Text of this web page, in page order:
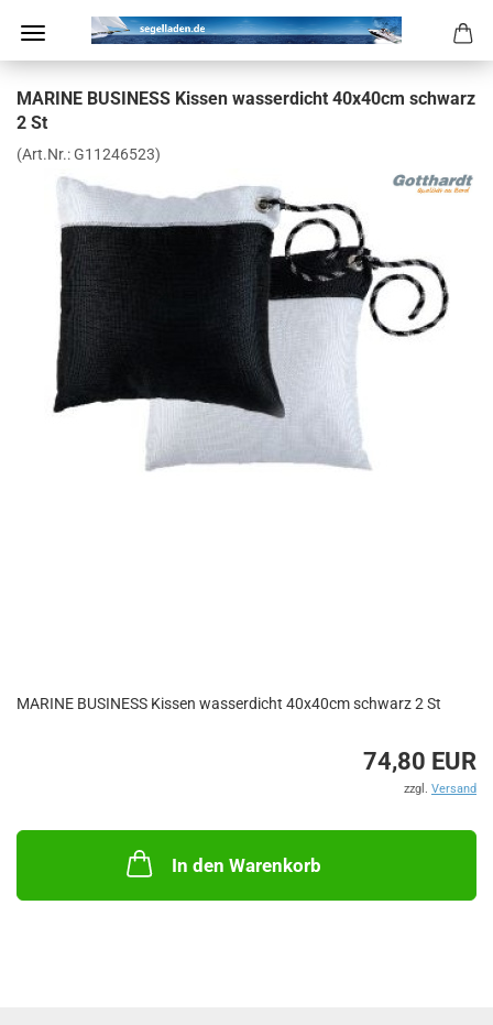
MA­RI­NE BUSI­NESS Kis­sen was­ser­dicht 40x40cm schwarz
2 St
(Art.Nr.:G11246523)
MARINE BUSINESS Kissen wasserdicht 40x40cm schwarz 2 St
74,80 EUR
zzgl. Versand
In den Warenkorb